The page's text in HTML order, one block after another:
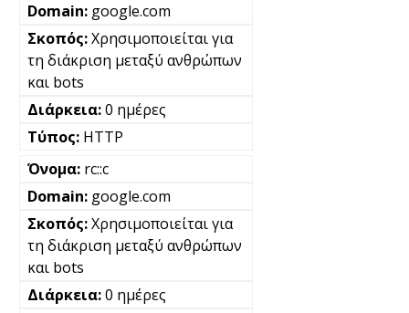
google.com
Χρησιμοποιείται για
τη διάκριση μεταξύ ανθρώπων
και bots
0 ημέρες
HTTP
rc::c
google.com
Χρησιμοποιείται για
τη διάκριση μεταξύ ανθρώπων
και bots
0 ημέρες